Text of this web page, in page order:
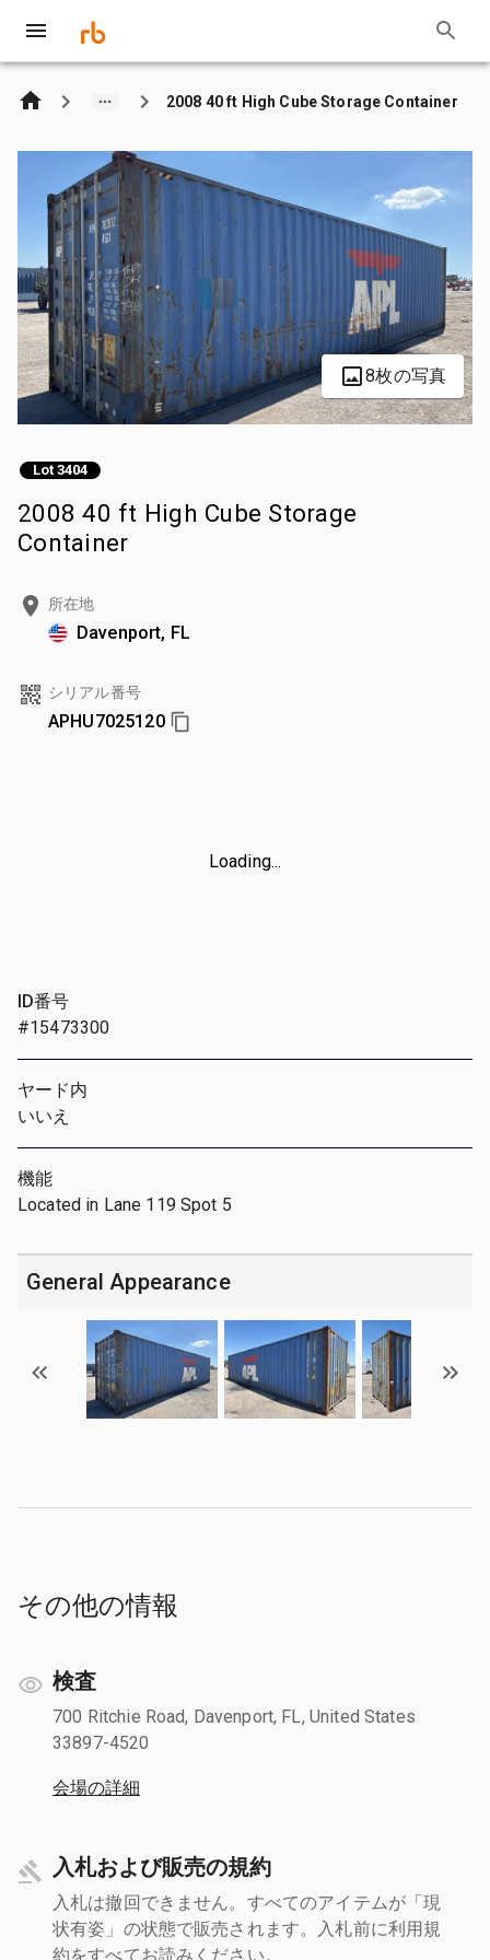
2008 40 ft High Cube Storage Container
8枚の写真
Lot 3404
2008 40 ft High Cube Storage
Container
所在地
Davenport, FL
シリアル番号
APHU7025120
Loading...
ID番号
#15473300
ヤード内
いいえ
機能
Located in Lane 119 Spot 5
General Appearance
その他の情報
検査
700 Ritchie Road, Davenport, FL, United States
33897-4520
会場の詳細
入札および販売の規約
入札は撤回できません。すべてのアイテムが「現
状有姿」の状態で販売されます。入札前に利用規
約をすべてお読みください。